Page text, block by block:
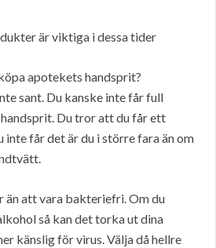
är viktiga i dessa tider
apotekets handsprit?
sant. Du kanske inte får full
Du tror att du får ett
inte får det är du i större fara än om
än att vara bakteriefri. Om du
så kan det torka ut dina
känslig för virus. Välja då hellre